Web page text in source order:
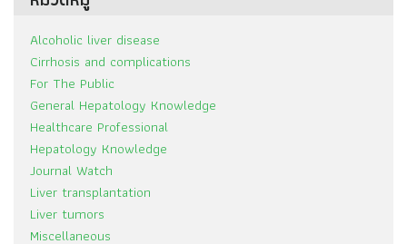
Alcoholic liver disease
Cirrhosis and complications
For The Public
General Hepatology Knowledge
Healthcare Professional
Hepatology Knowledge
Journal Watch
Liver transplantation
Liver tumors
Miscellaneous